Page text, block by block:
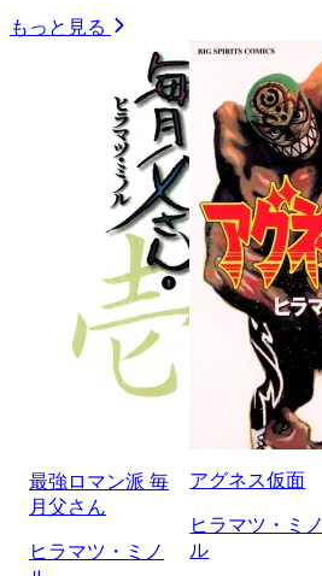
もっと見る
最強ロマン派 毎
月父さん
ヒラマツ・ミノ
アグネス仮面
ヒラマツ・ミノ
ル